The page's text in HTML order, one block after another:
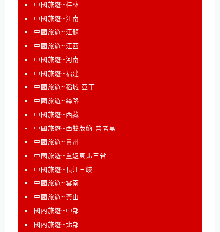
中國旅遊~桂林
中國旅遊~江南
中國旅遊~江蘇
中國旅遊~江西
中國旅遊~河南
中國旅遊~福建
中國旅遊~稻城.亞丁
中國旅遊~絲路
中國旅遊~西藏
中國旅遊~西雙版納.普者黑
中國旅遊~貴州
中國旅遊~重返東北三省
中國旅遊~長江三峽
中國旅遊~雲南
中國旅遊~黃山
國內旅遊~中部
國內旅遊~北部